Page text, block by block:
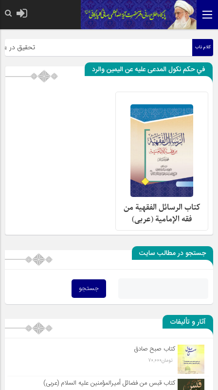
کلام ناب تحقیق در
في حكم نكول المدعى عليه عن اليمين والرد
کتاب الرسائل الفقهیة من
فقه الإمامیة (عربی)
جستجو در مطالب سایت
آثار و تألیفات
کتاب صبح صادق
تومان70,000
کتاب قبس من فضائل أميرالمؤمنين علیه السلام (عربی)